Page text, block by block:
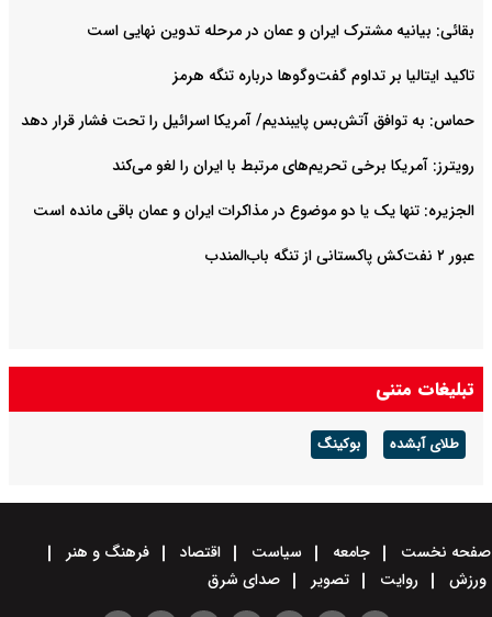
بقائی: بیانیه مشترک ایران و عمان در مرحله تدوین نهایی است
تاکید ایتالیا بر تداوم گفت‌وگوها درباره تنگه هرمز
حماس: به توافق آتش‌بس پایبندیم/ آمریکا اسرائیل را تحت فشار قرار دهد
رویترز: آمریکا برخی تحریم‌های مرتبط با ایران را لغو می‌کند
الجزیره: تنها یک یا دو موضوع در مذاکرات ایران و عمان باقی مانده است
عبور ۲ نفت‌کش پاکستانی از تنگه باب‌المندب
تبلیغات متنی
طلای آبشده بوکینگ
صفحه نخست جامعه سیاست اقتصاد
فرهنگ و هنر
ورزش
روایت تصویر صدای شرق